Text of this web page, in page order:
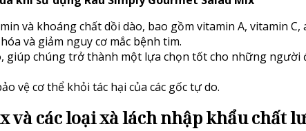
và khoáng chất dồi dào, bao gồm vitamin A, vitamin C,
và giảm nguy cơ mắc bệnh tim.
giúp chúng trở thành một lựa chọn tốt cho những người
vệ cơ thể khỏi tác hại của các gốc tự do.
và các loại xà lách nhập khẩu chất